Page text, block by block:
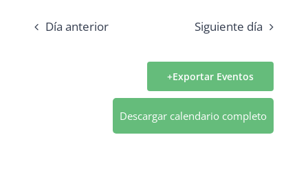
Día anterior Siguiente día
Exportar Eventos
Descargar calendario completo